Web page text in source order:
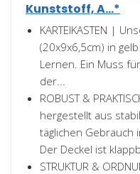
Kunststoff, A...*
KARTEIKASTEN |
(20x9x6,5cm) in
Lernen. Ein Muss
der...
ROBUST &
hergestellt aus
täglichen Gebrauch
Der Deckel ist
STRUKTUR &